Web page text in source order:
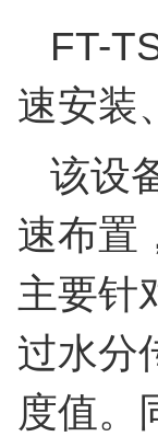
FT-
速安装
该设
速布置
主要针
过水分
度值。